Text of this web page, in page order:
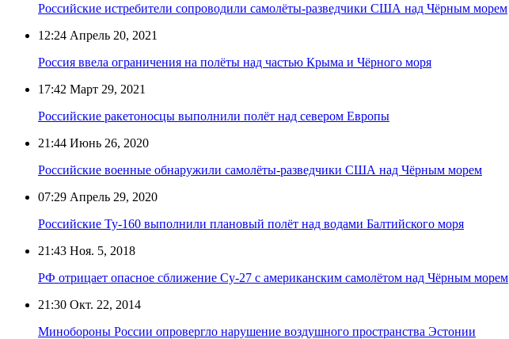
Российские истребители сопроводили самолёты-разведчики США над Чёрным морем
12:24 Апрель 20, 2021
Россия ввела ограничения на полёты над частью Крыма и Чёрного моря
17:42 Март 29, 2021
Российские ракетоносцы выполнили полёт над севером Европы
21:44 Июнь 26, 2020
Российские военные обнаружили самолёты-разведчики США над Чёрным морем
07:29 Апрель 29, 2020
Российские Ту-160 выполнили плановый полёт над водами Балтийского моря
21:43 Ноя. 5, 2018
РФ отрицает опасное сближение Су-27 с американским самолётом над Чёрным морем
21:30 Окт. 22, 2014
Минобороны России опровергло нарушение воздушного пространства Эстонии